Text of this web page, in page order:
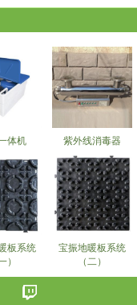
体机 紫外线消毒器
板系统
）
宝振地暖板系统
（二）